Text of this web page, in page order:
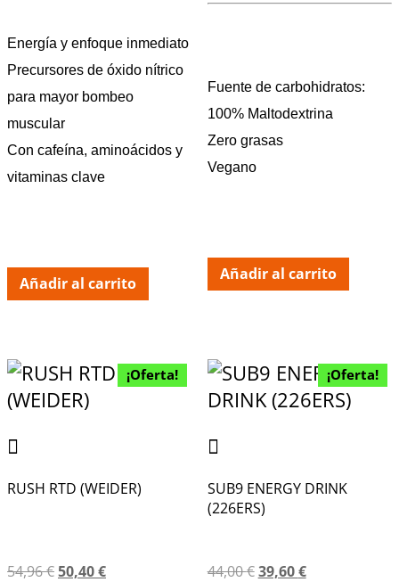
Energía y enfoque inmediato
Precursores de óxido nítrico
para mayor bombeo
muscular
Con cafeína, aminoácidos y
vitaminas clave
Añadir al carrito
Fuente de carbohidratos:
100% Maltodextrina
Zero grasas
Vegano
Añadir al carrito
¡Oferta!
RUSH RTD (WEIDER)
54,96€50,40€
¡Oferta!
SUB9 ENERGY DRINK
(226ERS)
44,00€39,60€